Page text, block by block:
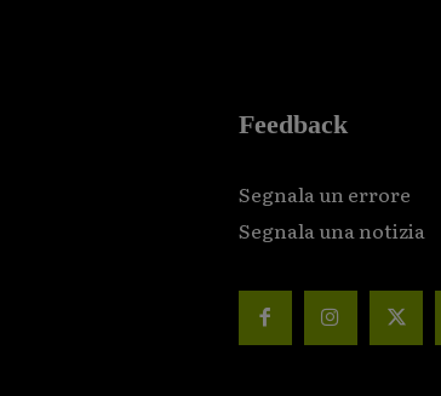
Feedback
Segnala un errore
Segnala una notizia